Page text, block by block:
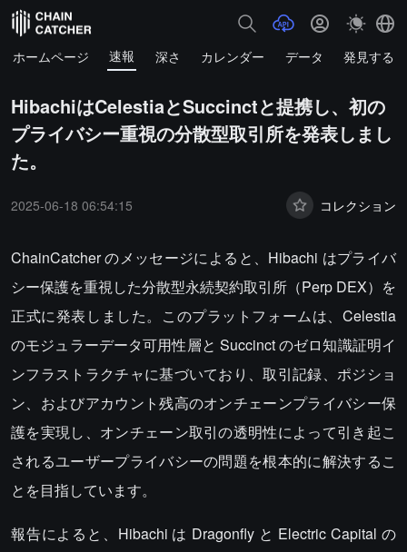
ホームページ 速報 深さ カレンダー データ 発見する
HibachiはCelestiaとSuccinctと提携し、初の
プライバシー重視の分散型取引所を発表しまし
た。
2025-06-18 06:54:15 コレクション
ChainCatcher のメッセージによると、Hibachi はプライバ
シー保護を重視した分散型永続契約取引所（Perp DEX）を
正式に発表しました。このプラットフォームは、Celestia
のモジュラーデータ可用性層と Succinct のゼロ知識証明イ
ンフラストラクチャに基づいており、取引記録、ポジショ
ン、およびアカウント残高のオンチェーンプライバシー保
護を実現し、オンチェーン取引の透明性によって引き起こ
されるユーザープライバシーの問題を根本的に解決するこ
とを目指しています。
報告によると、Hibachi は Dragonfly と Electric Capital の